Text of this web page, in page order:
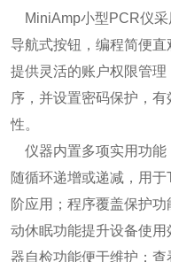
MiniAmp小型PCR仪采
导航式按钮，编程简便
提供灵活的账户权限管
序，并设置密码保护，
性。
仪器内置多项实用功能
随循环递增或递减，用
阶应用；程序覆盖保护
动休眠功能提升设备使
器自检功能便于维护；